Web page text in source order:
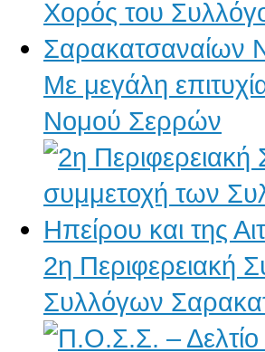
Με μεγάλη
Νομού Σερρών
2η Περιφερειακή
Συλλόγων